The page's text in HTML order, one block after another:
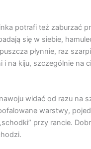
potrafi też zaburzać
się w siebie,
płynnie, raz
i na kiju, szczególnie na
widać od razu na
warstwy,
przy rancie.